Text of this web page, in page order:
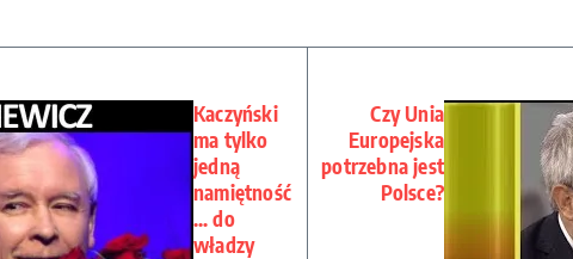
Kaczyński
ma tylko
jedną
namiętność
… do
władzy
Czy Unia
Europejska
potrzebna jest
Polsce?